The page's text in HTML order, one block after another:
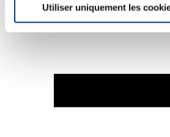
Utiliser uniquement les